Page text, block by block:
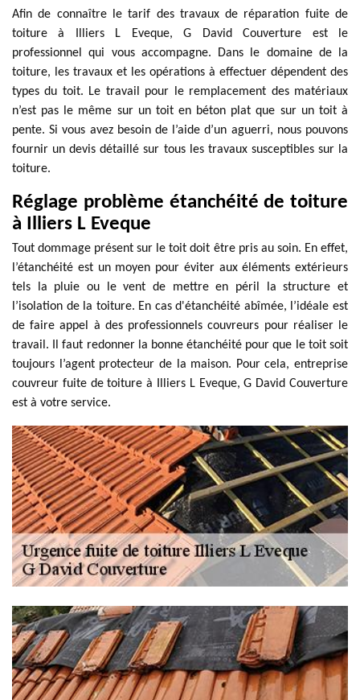
Afin de connaître le tarif des travaux de réparation fuite de
toiture à Illiers L Eveque, G David Couverture est le
professionnel qui vous accompagne. Dans le domaine de la
toiture, les travaux et les opérations à effectuer dépendent des
types du toit. Le travail pour le remplacement des matériaux
n’est pas le même sur un toit en béton plat que sur un toit à
pente. Si vous avez besoin de l’aide d’un aguerri, nous pouvons
fournir un devis détaillé sur tous les travaux susceptibles sur la
toiture.
Réglage problème étanchéité de toiture
à Illiers L Eveque
Tout dommage présent sur le toit doit être pris au soin. En effet,
l’étanchéité est un moyen pour éviter aux éléments extérieurs
tels la pluie ou le vent de mettre en péril la structure et
l’isolation de la toiture. En cas d'étanchéité abîmée, l’idéale est
de faire appel à des professionnels couvreurs pour réaliser le
travail. Il faut redonner la bonne étanchéité pour que le toit soit
toujours l’agent protecteur de la maison. Pour cela, entreprise
couvreur fuite de toiture à Illiers L Eveque, G David Couverture
est à votre service.